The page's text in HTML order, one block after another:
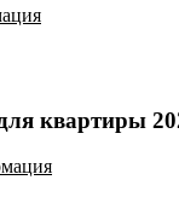
квартиры